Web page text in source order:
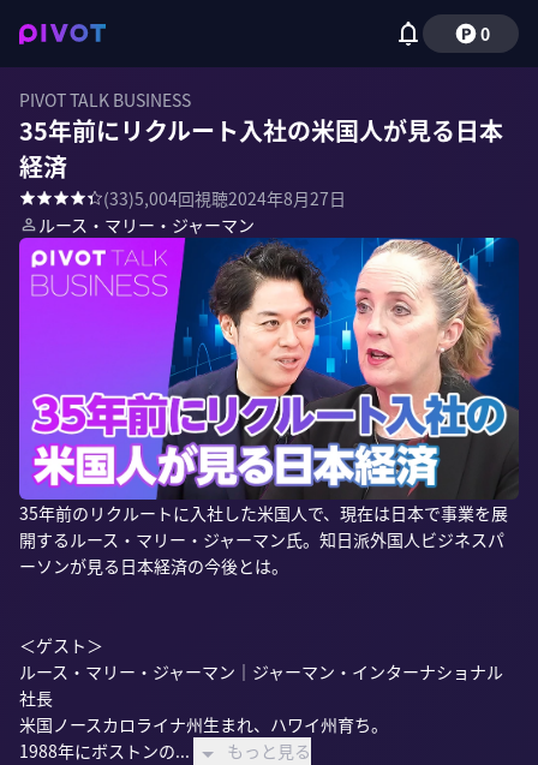
0
PIVOT TALK BUSINESS
35年前にリクルート入社の米国人が見る日本
経済
(33)5,004回視聴2024年8月27日
ルース・マリー・ジャーマン
35年前のリクルートに入社した米国人で、現在は日本で事業を展
開するルース・マリー・ジャーマン氏。知日派外国人ビジネスパ
ーソンが見る日本経済の今後とは。
＜ゲスト＞
ルース・マリー・ジャーマン｜ジャーマン・インターナショナル
社長
米国ノースカロライナ州生まれ、ハワイ州育ち。
1988年にボストンの...
もっと見る